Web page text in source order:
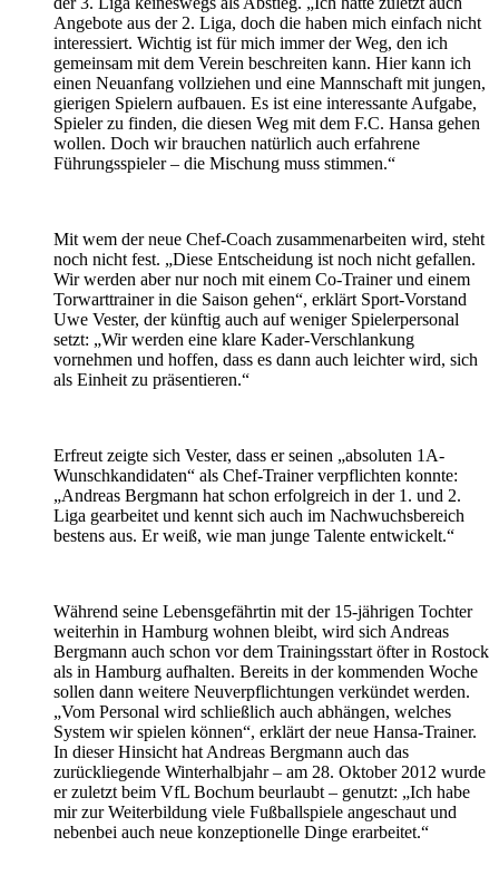
Angebote aus der 2. Liga, doch die haben mich einfach nicht
interessiert. Wichtig ist für mich immer der Weg, den ich
gemeinsam mit dem Verein beschreiten kann. Hier kann ich
einen Neuanfang vollziehen und eine Mannschaft mit jungen,
gierigen Spielern aufbauen. Es ist eine interessante Aufgabe,
Spieler zu finden, die diesen Weg mit dem F.C. Hansa gehen
wollen. Doch wir brauchen natürlich auch erfahrene
Führungsspieler – die Mischung muss stimmen.“
Mit wem der neue Chef-Coach zusammenarbeiten wird, steht
noch nicht fest. „Diese Entscheidung ist noch nicht gefallen.
Wir werden aber nur noch mit einem Co-Trainer und einem
Torwarttrainer in die Saison gehen“, erklärt Sport-Vorstand
Uwe Vester, der künftig auch auf weniger Spielerpersonal
setzt: „Wir werden eine klare Kader-Verschlankung
vornehmen und hoffen, dass es dann auch leichter wird, sich
als Einheit zu präsentieren.“
Erfreut zeigte sich Vester, dass er seinen „absoluten 1A-
Wunschkandidaten“ als Chef-Trainer verpflichten konnte:
„Andreas Bergmann hat schon erfolgreich in der 1. und 2.
Liga gearbeitet und kennt sich auch im Nachwuchsbereich
bestens aus. Er weiß, wie man junge Talente entwickelt.“
Während seine Lebensgefährtin mit der 15-jährigen Tochter
weiterhin in Hamburg wohnen bleibt, wird sich Andreas
Bergmann auch schon vor dem Trainingsstart öfter in Rostock
als in Hamburg aufhalten. Bereits in der kommenden Woche
sollen dann weitere Neuverpflichtungen verkündet werden.
„Vom Personal wird schließlich auch abhängen, welches
System wir spielen können“, erklärt der neue Hansa-Trainer.
In dieser Hinsicht hat Andreas Bergmann auch das
zurückliegende Winterhalbjahr – am 28. Oktober 2012 wurde
er zuletzt beim VfL Bochum beurlaubt – genutzt: „Ich habe
mir zur Weiterbildung viele Fußballspiele angeschaut und
nebenbei auch neue konzeptionelle Dinge erarbeitet.“